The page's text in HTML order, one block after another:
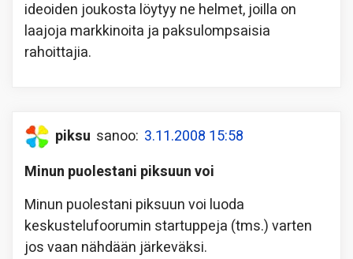
ideoiden joukosta löytyy ne helmet, joilla on
laajoja markkinoita ja paksulompsaisia
rahoittajia.
piksu sanoo: 3.11.2008 15:58
Minun puolestani piksuun voi
Minun puolestani piksuun voi luoda
keskustelufoorumin startuppeja (tms.) varten
jos vaan nähdään järkeväksi.